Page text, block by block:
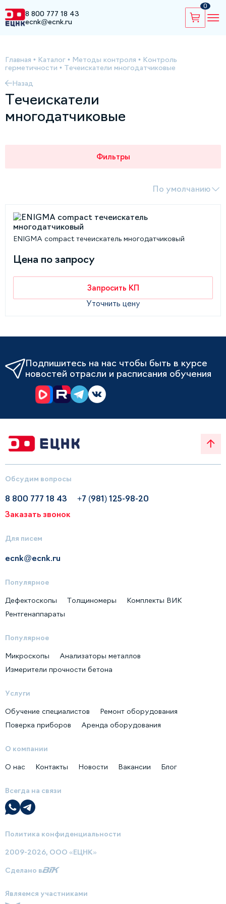
8 800 777 18 43
ecnk@ecnk.ru
0
Главная • Каталог • Методы контроля • Контроль
герметичности • Течеискатели многодатчиковые
Назад
Течеискатели
многодатчиковые
Фильтры
По умолчанию
ENIGMA compact течеискатель многодатчиковый
Цена по запросу
Запросить КП
Уточнить цену
Подпишитесь на нас чтобы быть в курсе
новостей отрасли и расписания обучения
Обсудим вопросы
8 800 777 18 43
+7 (981) 125-98-20
Заказать звонок
Для писем
ecnk@ecnk.ru
Популярное
Дефектоскопы Толщиномеры
Комплекты ВИК
Рентгенаппараты
Популярное
Микроскопы
Анализаторы металлов
Измерители прочности бетона
Услуги
Обучение специалистов
Ремонт оборудования
Поверка приборов
Аренда оборудования
О компании
О нас Контакты Новости Вакансии Блог
Всегда на связи
Политика конфиденциальности
2009-2026, ООО «ЕЦНК»
Сделано в
Являемся участниками